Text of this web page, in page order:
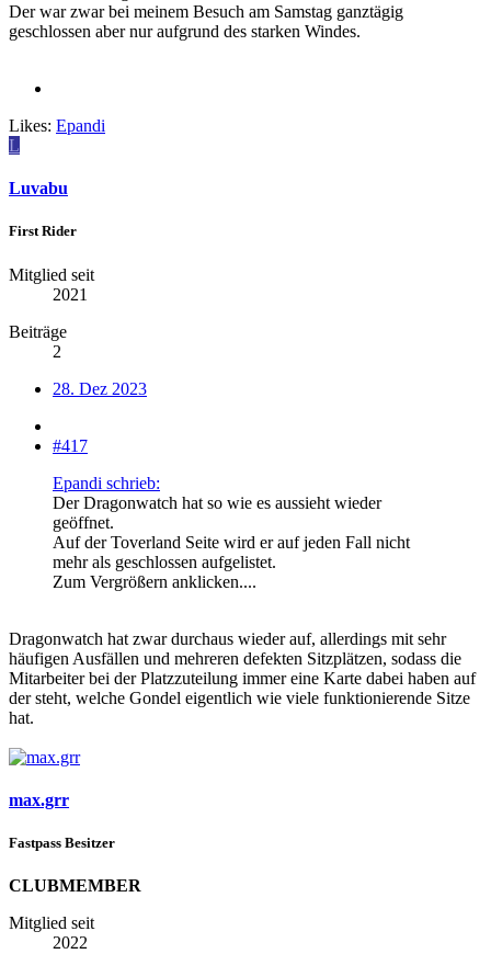
Der war zwar bei meinem Besuch am Samstag ganztägig
geschlossen aber nur aufgrund des starken Windes.
Likes: Epandi
L
Luvabu
First Rider
Mitglied seit
2021
Beiträge
2
28. Dez 2023
#417
Epandi schrieb:
Der Dragonwatch hat so wie es aussieht wieder
geöffnet.
Auf der Toverland Seite wird er auf jeden Fall nicht
mehr als geschlossen aufgelistet.
Zum Vergrößern anklicken....
Dragonwatch hat zwar durchaus wieder auf, allerdings mit sehr
häufigen Ausfällen und mehreren defekten Sitzplätzen, sodass die
Mitarbeiter bei der Platzzuteilung immer eine Karte dabei haben auf
der steht, welche Gondel eigentlich wie viele funktionierende Sitze
hat.
max.grr
Fastpass Besitzer
CLUBMEMBER
Mitglied seit
2022